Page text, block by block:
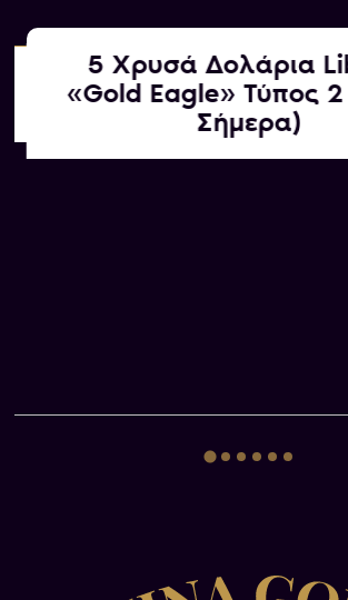
Αγοράζουμε εμείς
ΚΑΤΟΠΙΝ ΕΚΤΙΜΗΣΗΣ
5 Χρυσά Δολάρια
«Gold Eagle» Τύπος
Σήμερα)